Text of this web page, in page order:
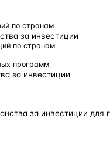
по странам
за инвестиции
по странам
программ
за инвестиции
за инвестиции для